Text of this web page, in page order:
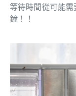
等待時間從可能需
鐘！！